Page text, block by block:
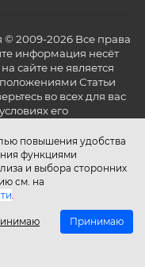
повышения удобства
функциями
и выбора сторонних
см. на
.
Принимаю
© 2009-2026 Все права
информация несёт
сайте не является
Статьи
во всех для вас
его